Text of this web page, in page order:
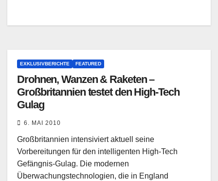
EXKLUSIVBERICHTE FEATURED
Drohnen, Wanzen & Raketen –
Großbritannien testet den High-Tech
Gulag
6. MAI 2010
Großbritannien intensiviert aktuell seine
Vorbereitungen für den intelligenten High-Tech
Gefängnis-Gulag. Die modernen
Überwachungstechnologien, die in England